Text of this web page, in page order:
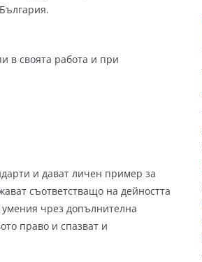
в своята работа и при
и дават личен пример за
съответстващо на дейността
чрез допълнителна
право и спазват и